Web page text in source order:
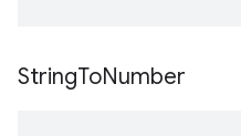
StringToNumber